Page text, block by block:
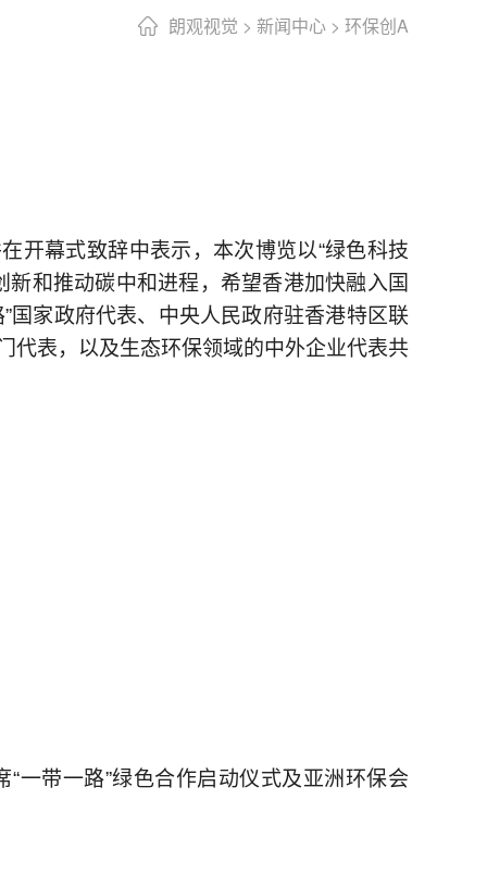
朗观视觉 > 新闻中心 > 环保创A
开幕式致辞中表示，本次博览以“绿色科技
和推动碳中和进程，希望香港加快融入国
国家政府代表、中央人民政府驻香港特区联
代表，以及生态环保领域的中外企业代表共
一带一路”绿色合作启动仪式及亚洲环保会